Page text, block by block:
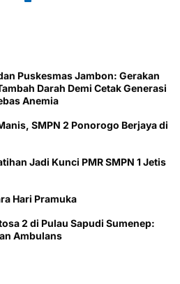
Puskesmas Jambon: Gerakan
Darah Demi Cetak Generasi
Anemia
SMPN 2 Ponorogo Berjaya di
Jadi Kunci PMR SMPN 1 Jetis
Hari Pramuka
2 di Pulau Sapudi Sumenep:
Ambulans